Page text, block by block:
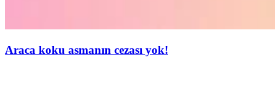
Araca koku asmanın cezası yok!